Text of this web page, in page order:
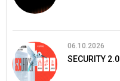
06.10.2026
SECURITY 2.0